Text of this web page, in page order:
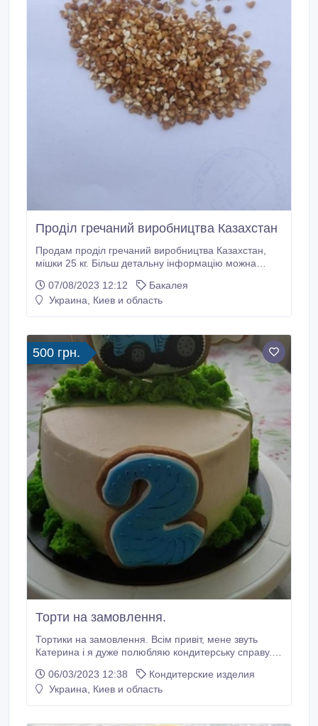
Проділ гречаний виробництва Казахстан
Продам проділ гречаний виробництва Казахстан,
мішки 25 кг. Більш детальну інформацію можна
оголошенні номером телефону. Тел.: (067) 909-11-
49. Контактна особа - Олександр..
07/08/2023 12:12
Бакалея
Украина, Киев и область
500 грн.
Торти на замовлення.
Тортики на замовлення. Всім привіт, мене звуть
Катерина і я дуже полюбляю кондитерську справу.
продукти. Є різні варіанти кремів: крем чиз, ганаш,
фруктові, вершковий, крем зі згущеним молоком. Є
06/03/2023 12:38
Кондитерские изделия
Украина, Киев и область